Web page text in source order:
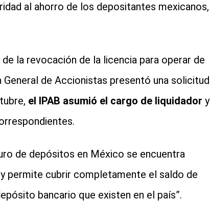
al ahorro de los depositantes mexicanos,
la revocación de la licencia para operar de
General de Accionistas presentó una solicitud
el IPAB asumió el cargo de liquidador y
de depósitos en México se encuentra
permite cubrir completamente el saldo de
bancario que existen en el país”.